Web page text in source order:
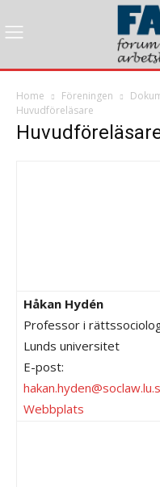
Home Föreningen
Huvudföreläsare
Håkan Hydén
Professor i
Lunds universitet
E-post:
Webbplats